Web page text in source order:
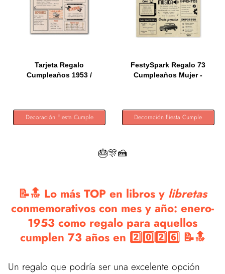
Tarjeta Regalo
Cumpleaños 1953 /
Decoración Fiesta Cumple
FestySpark Regalo 73
Cumpleaños Mujer -
Decoración Fiesta Cumple
🎂🎊🍰
📝🔝 Lo más TOP en libros y libretas
conmemorativos con mes y año: enero-
1953 como regalo para aquellos
cumplen 73 años en 2️⃣0️⃣2️⃣6️⃣ 📝🔝
Un regalo que podría ser una excelente opción